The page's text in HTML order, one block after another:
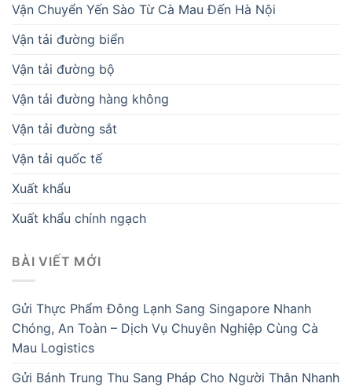
Vận Chuyển Yến Sào Từ Cà Mau Đến Hà Nội
Vận tải đường biển
Vận tải đường bộ
Vận tải đường hàng không
Vận tải đường sắt
Vận tải quốc tế
Xuất khẩu
Xuất khẩu chính ngạch
BÀI VIẾT MỚI
Gửi Thực Phẩm Đông Lạnh Sang Singapore Nhanh
Chóng, An Toàn – Dịch Vụ Chuyên Nghiệp Cùng Cà
Mau Logistics
Gửi Bánh Trung Thu Sang Pháp Cho Người Thân Nhanh